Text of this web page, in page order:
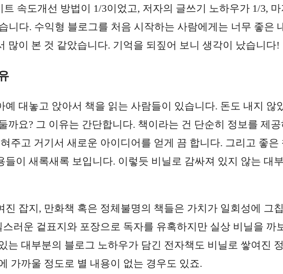
속도개선 방법이 1/3이었고, 저자의 글쓰기 노하우가 1/3,
니다. 수익형 블로그를 처음 시작하는 사람에게는 너무 좋은
많이 본 것 같았습니다. 기억을 되짚어 보니 생각이 났습니다!
예 대놓고 앉아서 책을 읽는 사람들이 있습니다. 돈도 내지 않
까요? 그 이유는 간단합니다. 책이라는 건 단순히 정보를 제공
주고 거기서 새로운 아이디어를 얻게 끔 합니다. 그리고 좋은
이 새록새록 보입니다. 이렇듯 비닐로 감싸져 있지 않는 대
잡지, 만화책 혹은 정체불명의 책들은 가치가 일회성에 그
러운 겉표지와 포장으로 독자를 유혹하지만 실상 비닐을 까
는 대부분의 블로그 노하우가 담긴 전자책도 비닐로 쌓여진
가까울 정도로 별 내용이 없는 경우도 있죠.